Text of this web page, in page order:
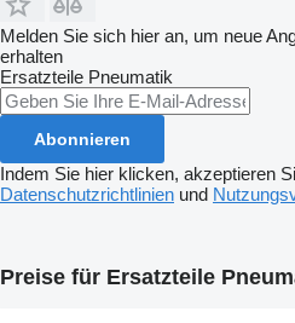
Melden Sie sich hier an, um neue
erhalten
Ersatzteile Pneumatik
Abonnieren
Indem Sie hier klicken, akzeptieren
Datenschutzrichtlinien und
Preise für Ersatzteile